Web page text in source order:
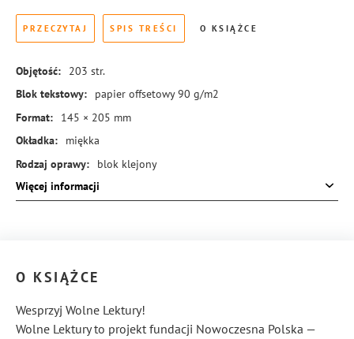
PRZECZYTAJ SPIS TREŚCI O KSIĄŻCE
Objętość: 203 str.
Blok tekstowy:
papier offsetowy 90 g/m2
Format:
145 × 205 mm
Okładka:
miękka
Rodzaj oprawy:
blok klejony
ISBN:
978-83-288-0978-9
Więcej informacji
O KSIĄŻCE
Wesprzyj Wolne Lektury!
Wolne Lektury to projekt fundacji Nowoczesna Polska —